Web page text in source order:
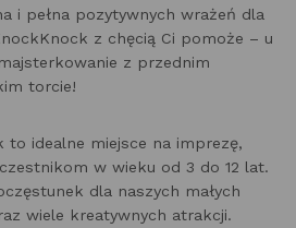
i pełna pozytywnych wrażeń dla
z chęcią Ci pomoże – u
z przednim
torcie!
to idealne miejsce na imprezę,
w wieku od 3 do 12 lat.
dla naszych małych
wiele kreatywnych atrakcji.